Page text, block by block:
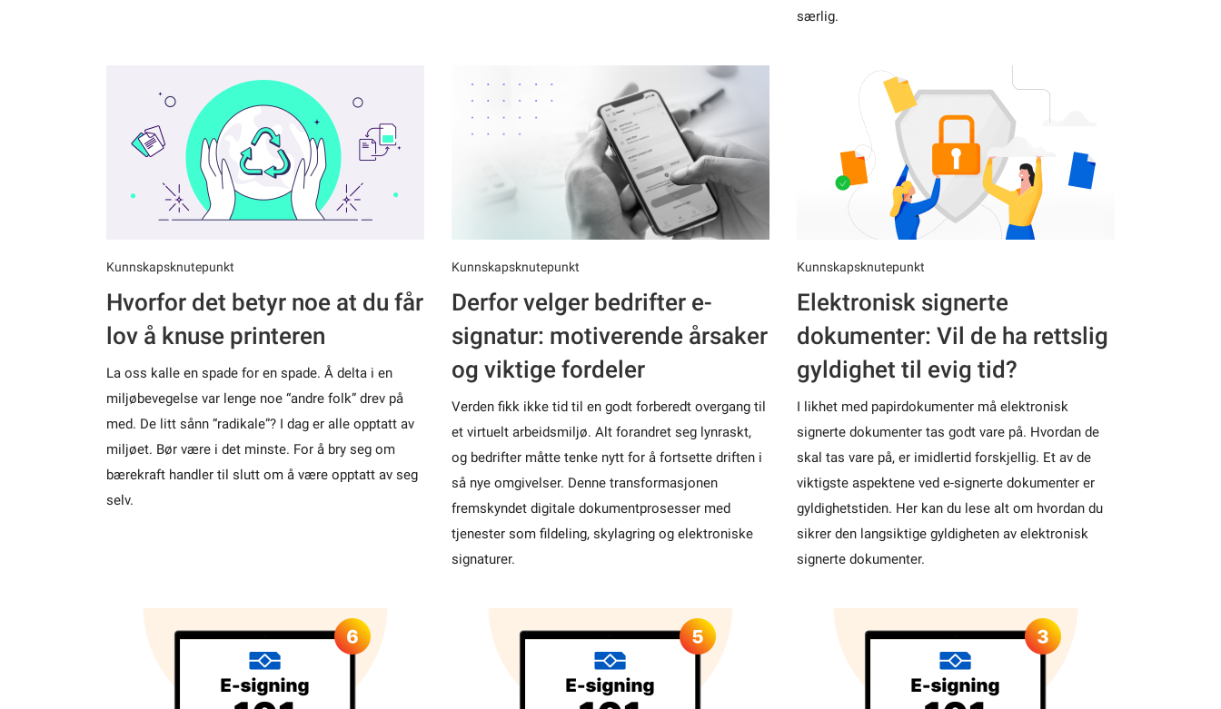
særlig.
Kunnskapsknutepunkt
Hvorfor det betyr noe at du får
lov å knuse printeren
La oss kalle en spade for en spade. Å delta i en
miljøbevegelse var lenge noe “andre folk” drev på
med. De litt sånn “radikale”? I dag er alle opptatt av
miljøet. Bør være i det minste. For å bry seg om
bærekraft handler til slutt om å være opptatt av seg
selv.
Kunnskapsknutepunkt
Derfor velger bedrifter e-
signatur: motiverende årsaker
og viktige fordeler
Verden fikk ikke tid til en godt forberedt overgang til
et virtuelt arbeidsmiljø. Alt forandret seg lynraskt,
og bedrifter måtte tenke nytt for å fortsette driften i
så nye omgivelser. Denne transformasjonen
fremskyndet digitale dokumentprosesser med
tjenester som fildeling, skylagring og elektroniske
signaturer.
Kunnskapsknutepunkt
Elektronisk signerte
dokumenter: Vil de ha rettslig
gyldighet til evig tid?
I likhet med papirdokumenter må elektronisk
signerte dokumenter tas godt vare på. Hvordan de
skal tas vare på, er imidlertid forskjellig. Et av de
viktigste aspektene ved e-signerte dokumenter er
gyldighetstiden. Her kan du lese alt om hvordan du
sikrer den langsiktige gyldigheten av elektronisk
signerte dokumenter.